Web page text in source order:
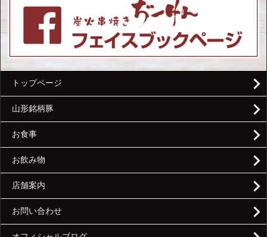
トップページ
山形銘柄豚
お食事
お飲み物
店舗案内
お問い合わせ